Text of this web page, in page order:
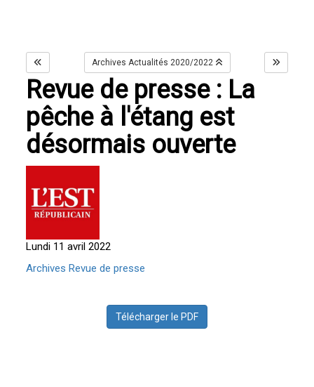
Archives Actualités 2020/2022
Revue de presse : La
pêche à l'étang est
désormais ouverte
Lundi 11 avril 2022
Archives Revue de presse
Télécharger le PDF